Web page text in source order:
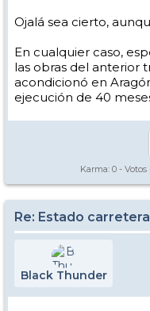
Ojalá sea cierto,
En cualquier caso,
las obras del anterior
acondicionó en
ejecución de 40
Karma: 0 - Votos
Re: Estado
Black Thunder